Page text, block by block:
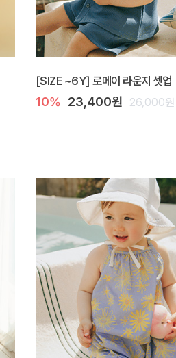
[SIZE ~6Y] 로메이 라운지 셋업
10% 23,400원 26,000원